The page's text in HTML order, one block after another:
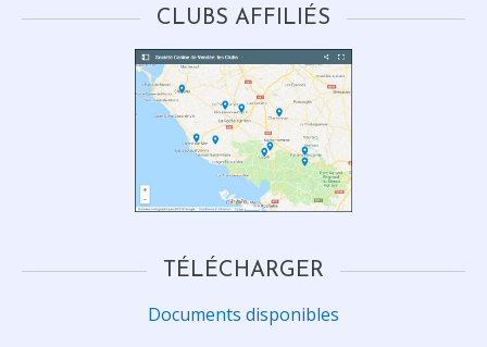
CLUBS AFFILIÉS
TÉLÉCHARGER
Documents disponibles